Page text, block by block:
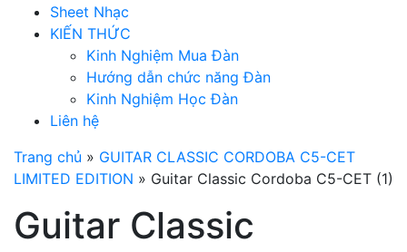
Sheet Nhạc
KIẾN THỨC
Kinh Nghiệm Mua Đàn
Hướng dẫn chức năng Đàn
Kinh Nghiệm Học Đàn
Liên hệ
Trang chủ » GUITAR CLASSIC CORDOBA C5-CET
LIMITED EDITION » Guitar Classic Cordoba C5-CET (1)
Guitar Classic